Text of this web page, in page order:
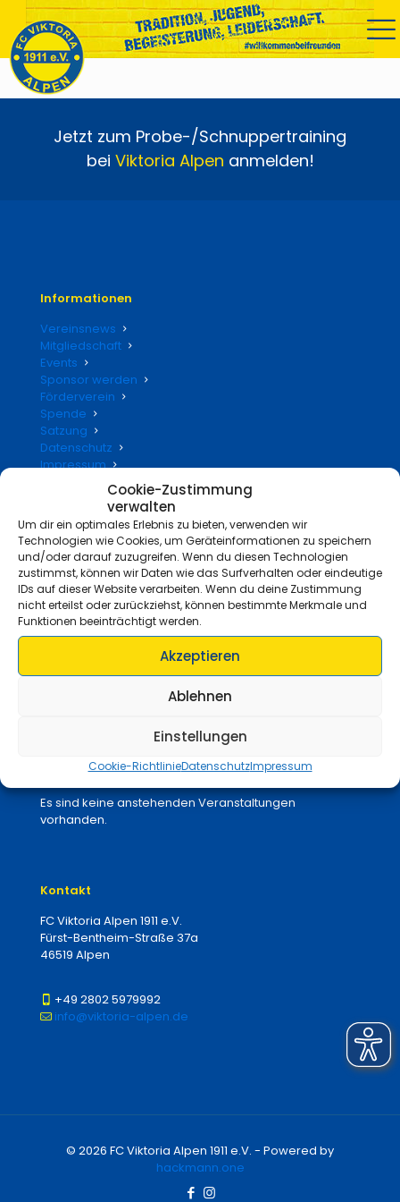
Cookie-Zustimmung
verwalten
Um dir ein optimales Erlebnis zu bieten, verwenden wir
Technologien wie Cookies, um Geräteinformationen zu speichern
und/oder darauf zuzugreifen. Wenn du diesen Technologien
zustimmst, können wir Daten wie das Surfverhalten oder eindeutige
IDs auf dieser Website verarbeiten. Wenn du deine Zustimmung
nicht erteilst oder zurückziehst, können bestimmte Merkmale und
Funktionen beeinträchtigt werden.
Akzeptieren
Ablehnen
Einstellungen
Cookie-RichtlinieDatenschutzImpressum
Jetzt zum Probe-/Schnuppertraining
bei Viktoria Alpen anmelden!
Informationen
Vereinsnews
Mitgliedschaft
Events
Sponsor werden
Förderverein
Spende
Satzung
Datenschutz
Impressum
Unsere Sponsoren
Volksbank Niederrhein
Sparkasse Niederrhein
Lemken
Edeka Luft
Feinkost Ridder
Nächsten Termine
Es sind keine anstehenden Veranstaltungen
vorhanden.
Kontakt
FC Viktoria Alpen 1911 e.V.
Fürst-Bentheim-Straße 37a
46519 Alpen
+49 2802 5979992
info@viktoria-alpen.de
© 2026 FC Viktoria Alpen 1911 e.V. - Powered by
hackmann.one